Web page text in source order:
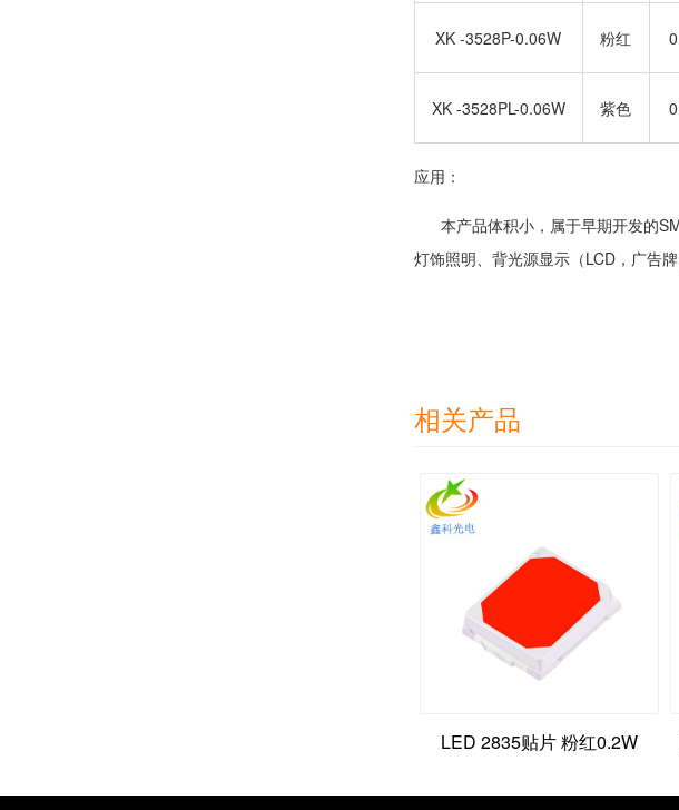
XK -3528P-0.06W 粉红
XK -3528PL-0.06W 紫色
应用：
本产品体积小，属于早期开发的
灯饰照明、背光源显示（LCD，广告牌
相关产品
LED 2835贴片 粉红0.2W